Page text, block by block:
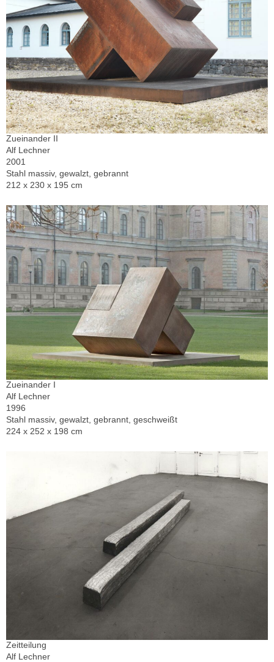
Zueinander II
Alf Lechner
2001
Stahl massiv, gewalzt, gebrannt
212 x 230 x 195 cm
Zueinander I
Alf Lechner
1996
Stahl massiv, gewalzt, gebrannt, geschweißt
224 x 252 x 198 cm
Zeitteilung
Alf Lechner